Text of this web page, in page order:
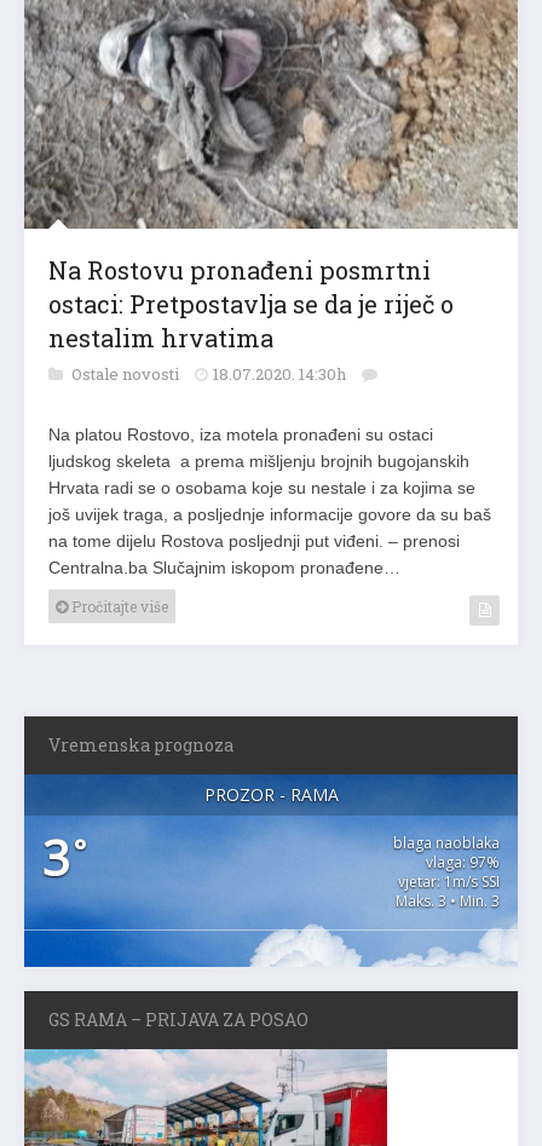
Na Rostovu pronađeni posmrtni
ostaci: Pretpostavlja se da je riječ o
nestalim hrvatima
Ostale novosti 18.07.2020. 14:30h
Na platou Rostovo, iza motela pronađeni su ostaci
ljudskog skeleta a prema mišljenju brojnih bugojanskih
Hrvata radi se o osobama koje su nestale i za kojima se
još uvijek traga, a posljednje informacije govore da su baš
na tome dijelu Rostova posljednji put viđeni. – prenosi
Centralna.ba Slučajnim iskopom pronađene…
Pročitajte više
Vremenska prognoza
PROZOR - RAMA
3°
blaga naoblaka
vlaga: 97%
vjetar: 1m/s SSI
Maks. 3 • Min. 3
GS RAMA – PRIJAVA ZA POSAO